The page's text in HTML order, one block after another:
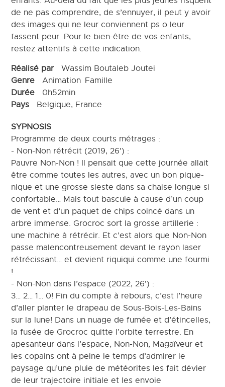
de ne pas comprendre, de s’ennuyer, il peut y avoir
des images qui ne leur conviennent ps o leur
fassent peur. Pour le bien-être de vos enfants,
restez attentifs à cette indication.
Réalisé parWassim Boutaleb Joutei
GenreAnimation Famille
Durée 0h52min
Pays Belgique, France
SYPNOSIS
Programme de deux courts métrages :
- Non-Non rétrécit (2019, 26') :
Pauvre Non-Non ! Il pensait que cette journée allait
être comme toutes les autres, avec un bon pique-
nique et une grosse sieste dans sa chaise longue si
confortable… Mais tout bascule à cause d’un coup
de vent et d’un paquet de chips coincé dans un
arbre immense. Grocroc sort la grosse artillerie :
une machine à rétrécir. Et c’est alors que Non-Non
passe malencontreusement devant le rayon laser
rétrécissant… et devient riquiqui comme une fourmi
!
- Non-Non dans l’espace (2022, 26') :
3… 2… 1… 0! Fin du compte à rebours, c’est l’heure
d’aller planter le drapeau de Sous-Bois-Les-Bains
sur la lune! Dans un nuage de fumée et d’étincelles,
la fusée de Grocroc quitte l’orbite terrestre. En
apesanteur dans l’espace, Non-Non, Magaïveur et
les copains ont à peine le temps d’admirer le
paysage qu’une pluie de météorites les fait dévier
de leur trajectoire initiale et les envoie